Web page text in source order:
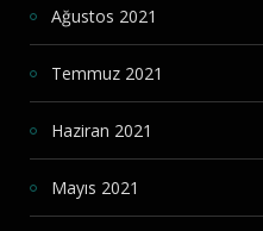
Ağustos 2021
Temmuz 2021
Haziran 2021
Mayıs 2021